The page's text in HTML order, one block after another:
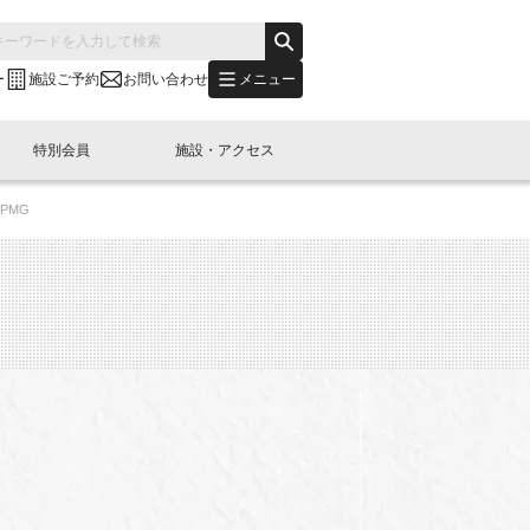
施設ご予約 お問い合わせ メニュー
別会員開催
展・参加
"LINK-BioBAY TOKYO"？
(News Letter)
コラム
ュース・事業紹介
ベント
LINK-J WEST
容
本橋エリアについて
特別会員
し込み
施設・アクセス
予約